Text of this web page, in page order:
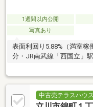
1週間以内公開
写真あり
表面利回り5.88%（満室
分・JR南武線「西国立」
中古売テラスハウス